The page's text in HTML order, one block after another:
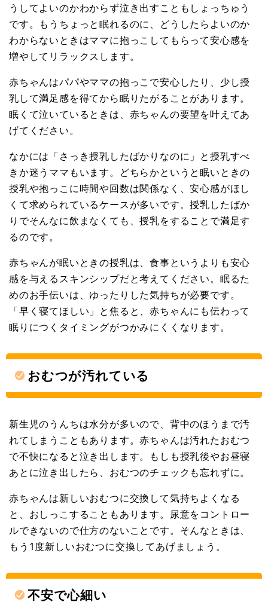
うしてよいのかわからず泣き出すこともしょっちゅう
です。もうちょっと眠れるのに、どうしたらよいのか
わからないときはママに抱っこしてもらって安心感を
増やしてリラックスします。
赤ちゃんはパパやママの抱っこで安心したり、少し授
乳して満足感を得てから眠りたがることがあります。
眠くて泣いているときは、赤ちゃんの要望を叶えてあ
げてください。
なかには「さっき授乳したばかりなのに」と授乳すべ
きか迷うママもいます。どちらかというと眠いときの
授乳や抱っこに時間や回数は関係なく、安心感がほし
くて求められているケースが多いです。授乳したばか
りでそんなに飲まなくても、授乳をすることで満足す
るのです。
赤ちゃんが眠いときの授乳は、食事というよりも安心
感を与えるスキンシップだと考えてください。眠るた
めのお手伝いは、ゆったりした気持ちが必要です。
「早く寝てほしい」と焦ると、赤ちゃんにも伝わって
眠りにつくタイミングがつかみにくくなります。
おむつが汚れている
新生児のうんちは水分が多いので、背中のほうまで汚
れてしまうこともあります。赤ちゃんは汚れたおむつ
で不快になると泣き出します。もしも授乳後やお昼寝
あとに泣き出したら、おむつのチェックも忘れずに。
赤ちゃんは新しいおむつに交換して気持ちよくなる
と、おしっこすることもあります。尿意をコントロー
ルできないので仕方のないことです。そんなときは、
もう1度新しいおむつに交換してあげましょう。
不安で心細い